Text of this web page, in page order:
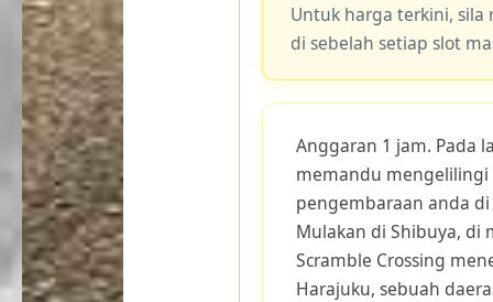
Untuk harga terkini, sila
di sebelah setiap slot
Anggaran 1 jam. Pada
memandu mengelilingi
pengembaraan anda
Mulakan di Shibuya, di
Scramble Crossing
Harajuku, sebuah